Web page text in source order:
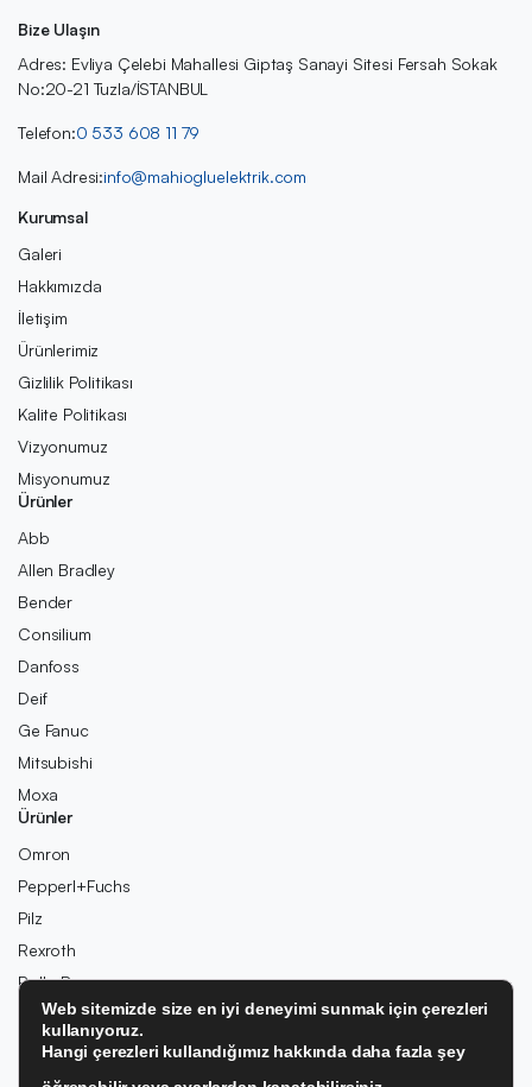
Bize Ulaşın
Adres: Evliya Çelebi Mahallesi Giptaş Sanayi Sitesi Fersah Sokak
No:20-21 Tuzla/İSTANBUL
Telefon:0 533 608 11 79
Mail Adresi:info@mahiogluelektrik.com
Kurumsal
Galeri
Hakkımızda
İletişim
Ürünlerimiz
Gizlilik Politikası
Kalite Politikası
Vizyonumuz
Misyonumuz
Ürünler
Abb
Allen Bradley
Bender
Consilium
Danfoss
Deif
Ge Fanuc
Mitsubishi
Moxa
Ürünler
Omron
Pepperl+Fuchs
Pilz
Rexroth
Rolls-Royce
Schneider
SIEMENS
Wago
Web sitemizde size en iyi deneyimi sunmak için çerezleri
kullanıyoruz.
Hangi çerezleri kullandığımız hakkında daha fazla şey